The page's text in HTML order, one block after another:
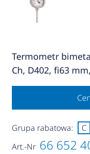
Termometr
Ch, D402, fi63
Art.-Nr 66 652
Grupa rabatowa: C